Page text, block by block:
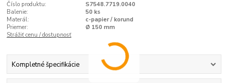
Číslo produktu:
S7548.7719.0040
Balenie:
50 ks
Materál:
c-papier / korund
Priemer:
Ø 150 mm
Strážiť cenu / dostupnosť
Kompletné špecifikácie